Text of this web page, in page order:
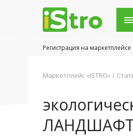
Регистрация на маркетплейсе
Маркетплейс «ISTRO»